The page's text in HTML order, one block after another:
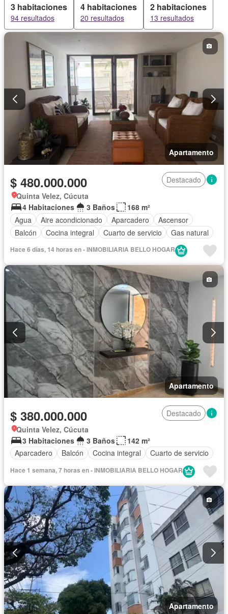
3 habitaciones
94 resultados
4 habitaciones
20 resultados
2 habitaciones
13 resultados
Apartamento
$ 480.000.000
Destacado
Quinta Velez, Cúcuta
4 Habitaciones
3 Baños
168 m²
Agua
Aire acondicionado Aparcadero
Ascensor
Balcón
Cocina integral Cuarto de servicio Gas natural
Hace 6 días, 14 horas en - INMOBILIARIA BELLO HOGAR
Apartamento
$ 380.000.000
Destacado
Quinta Velez, Cúcuta
3 Habitaciones
3 Baños
142 m²
Aparcadero
Balcón Cocina integral Cuarto de servicio
Hace 1 semana, 7 horas en - INMOBILIARIA BELLO HOGAR
Apartamento